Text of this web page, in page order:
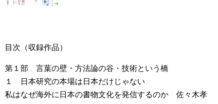
目次（収録作品）
第１部 言葉の壁・方法論の谷・技術という橋
１ 日本研究の本場は日本だけじゃない
私はなぜ海外に日本の書物文化を発信するのか 佐々木孝